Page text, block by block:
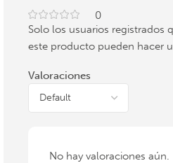
0
Valoraciones
No hay valoraciones aún.
Solo los usuarios registrados
este producto pueden hacer